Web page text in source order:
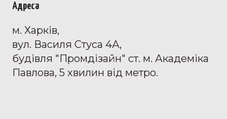
Адреса
м. Харків,
вул. Василя Стуса 4А,
будівля "Промдізайн" ст. м. Академіка
Павлова, 5 хвилин від метро.